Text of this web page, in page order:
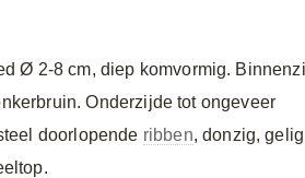
Ø 2-8 cm, diep komvormig.
Onderzijde tot ongeveer
doorlopende ribben, donzig,